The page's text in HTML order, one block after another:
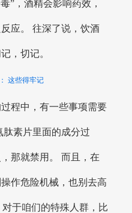
”，酒精会影响药效，
应。 往深了说，饮酒
，切记。
这些得牢记
程中，有一些事项需要
素片里面的成分过
那就禁用。 而且，在
作危险机械，也别去高
于咱们的特殊人群，比